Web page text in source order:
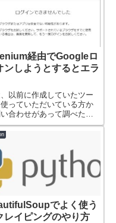
経由でGoogleロ
ンしようとするとエラ
以前に作成していたツー
使っていただいている方か
合わせがあって調べたの
しておきま...
でよく使う
レイピングのやり方